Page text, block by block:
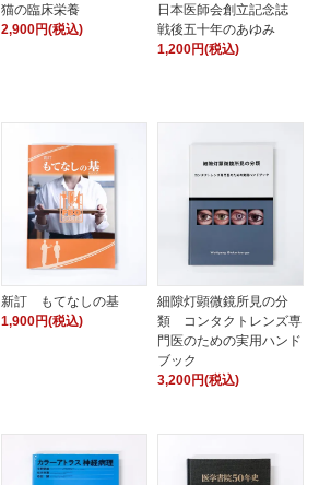
猫の臨床栄養
2,900円(税込)
日本医師会創立記念誌
戦後五十年のあゆみ
1,200円(税込)
新訂 もてなしの基
1,900円(税込)
細隙灯顕微鏡所見の分
類 コンタクトレンズ専
門医のための実用ハンド
ブック
3,200円(税込)